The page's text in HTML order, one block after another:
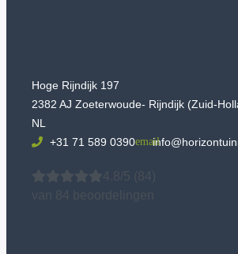
Hoge Rijndijk 197
2382 AJ Zoeterwoude- Rijndijk (Zuid-
NL
+31 71 589 0390
4.8/5
(84)
van 84 beoordelingen